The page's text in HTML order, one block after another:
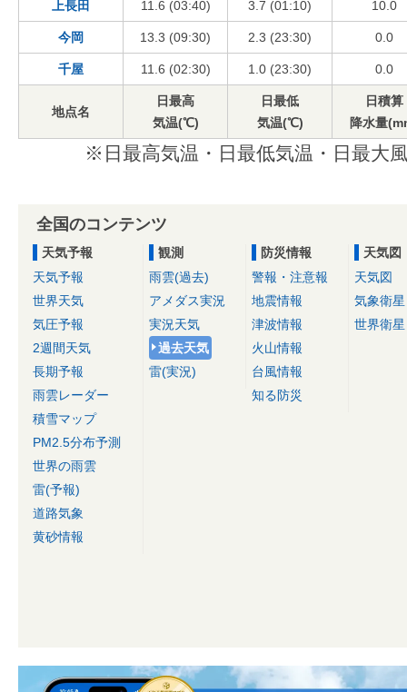
上長田 11.6 (03:40) 3.7 (01:10) 10.0
今岡 13.3 (09:30) 2.3 (23:30) 0.0
千屋 11.6 (02:30) 1.0 (23:30) 0.0
地点名
日最高
気温(℃)
日最低
気温(℃)
日積算
降水量
※日最高気温・日最低気温・日最大
全国のコンテンツ
天気予報
天気予報
世界天気
気圧予報
2週間天気
長期予報
雨雲レーダー
積雪マップ
PM2.5分布予測
世界の雨雲
雷(予報)
道路気象
黄砂情報
観測
雨雲(過去)
アメダス実況
実況天気
過去天気
雷(実況)
防災情報
警報・注意報
地震情報
津波情報
火山情報
台風情報
知る防災
天気図
天気図
気象衛星
世界衛星